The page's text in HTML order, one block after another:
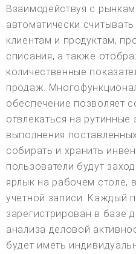
Взаимодействуя с
автоматически
клиентам и продуктам,
списания, а также
количественные
продаж.
обеспечение позволяет
отвлекаться на рутинные
выполнения
собирать и хранить
пользователи будут
ярлык на рабочем столе,
учетной записи. Каждый
зарегистрирован в базе
анализа деловой
будет иметь